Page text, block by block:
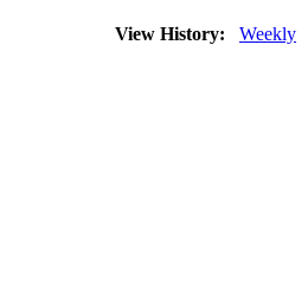
View History: Weekly